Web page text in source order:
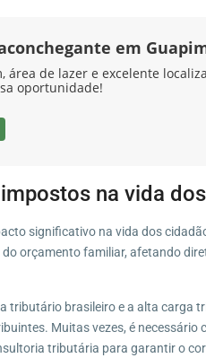
em
área de lazer e excelente
oportunidade!
na vida
significativo na vida dos
orçamento familiar, afetando
tributário brasileiro e a alta carga
Muitas vezes, é necessário
tributária para garantir o